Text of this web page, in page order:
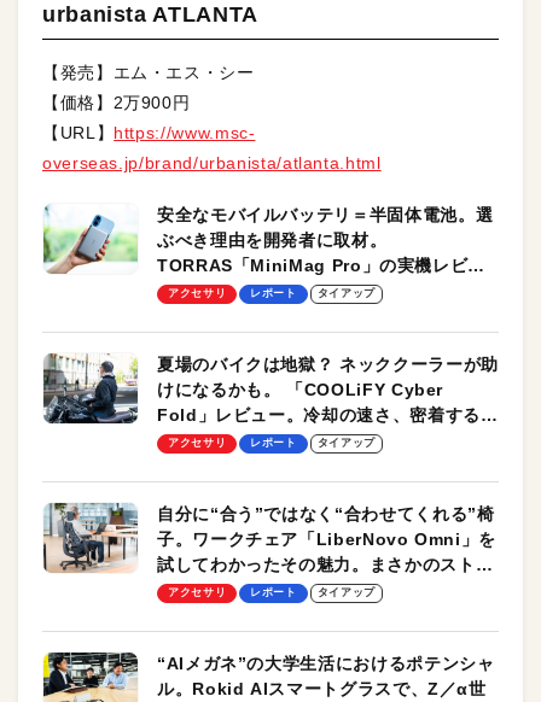
urbanista ATLANTA
【発売】エム・エス・シー
【価格】2万900円
【URL】 https://www.msc-
overseas.jp/brand/urbanista/atlanta.html
安全なモバイルバッテリ＝半固体電池。選
ぶべき理由を開発者に取材。
TORRAS「MiniMag Pro」の実機レビュ
ーも
アクセサリ レポート タイアップ
夏場のバイクは地獄？ ネッククーラーが助
けになるかも。 「COOLiFY Cyber
Fold」レビュー。冷却の速さ、密着する冷
却プレート、シンプルな操作性がグッド！
アクセサリ レポート タイアップ
自分に“合う”ではなく“合わせてくれる”椅
子。ワークチェア「LiberNovo Omni」を
試してわかったその魅力。まさかのストレ
ッチ機能も搭載
アクセサリ レポート タイアップ
“AIメガネ”の大学生活におけるポテンシャ
ル。Rokid AIスマートグラスで、Z／α世